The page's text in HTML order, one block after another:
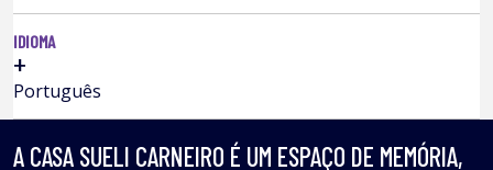
IDIOMA
+
Português
A CASA SUELI CARNEIRO É UM ESPAÇO DE MEMÓRIA,